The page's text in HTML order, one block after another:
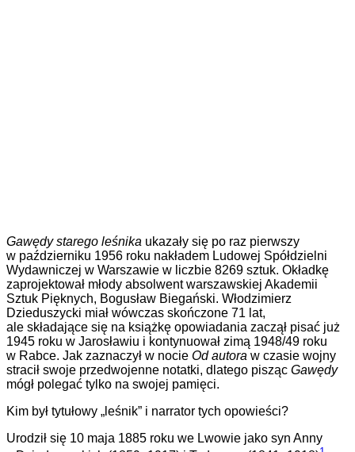
Gawędy starego leśnika ukazały się po raz pierwszy
w październiku 1956 roku nakładem Ludowej Spółdzielni
Wydawniczej w Warszawie w liczbie 8269 sztuk. Okładkę
zaprojektował młody absolwent warszawskiej Akademii
Sztuk Pięknych, Bogusław Biegański. Włodzimierz
Dzieduszycki miał wówczas skończone 71 lat,
ale składające się na książkę opowiadania zaczął pisać już
1945 roku w Jarosławiu i kontynuował zimą 1948/49 roku
w Rabce. Jak zaznaczył w nocie Od autora w czasie wojny
stracił swoje przedwojenne notatki, dlatego pisząc Gawędy
mógł polegać tylko na swojej pamięci.
Kim był tytułowy „leśnik” i narrator tych opowieści?
Urodził się 10 maja 1885 roku we Lwowie jako syn Anny